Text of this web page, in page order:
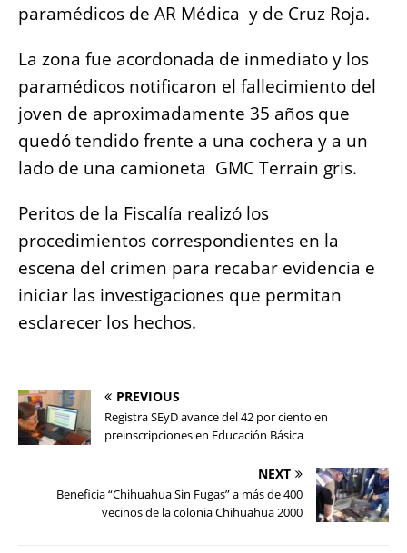
paramédicos de AR Médica y de Cruz Roja.
La zona fue acordonada de inmediato y los
paramédicos notificaron el fallecimiento del
joven de aproximadamente 35 años que
quedó tendido frente a una cochera y a un
lado de una camioneta GMC Terrain gris.
Peritos de la Fiscalía realizó los
procedimientos correspondientes en la
escena del crimen para recabar evidencia e
iniciar las investigaciones que permitan
esclarecer los hechos.
PREVIOUS
Registra SEyD avance del 42 por ciento en
preinscripciones en Educación Básica
NEXT
Beneficia “Chihuahua Sin Fugas” a más de 400
vecinos de la colonia Chihuahua 2000